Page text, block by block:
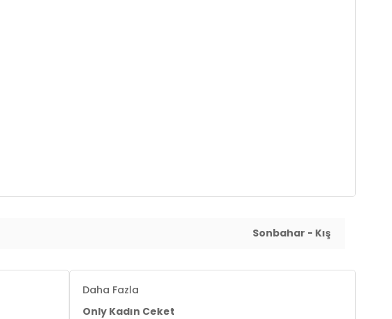
Sonbahar - Kış
Daha Fazla
Only Kadın Ceket